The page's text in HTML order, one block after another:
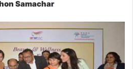
Samachar